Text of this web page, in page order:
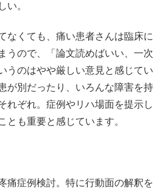
い。
なくても、痛い患者さんは臨床に
うので、「論文読めばいい、一次
うのはやや厳しい意見と感じてい
が別だったり、いろんな障害を持
れぞれ。症例やリハ場面を提示し
とも重要と感じています。
痛症例検討。特に行動面の解釈を